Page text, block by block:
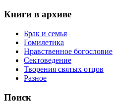
Книги в архиве
Брак и семья
Гомилетика
Нравственное богословие
Сектоведение
Творения святых отцов
Разное
Поиск